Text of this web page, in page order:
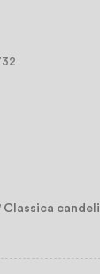
Classica